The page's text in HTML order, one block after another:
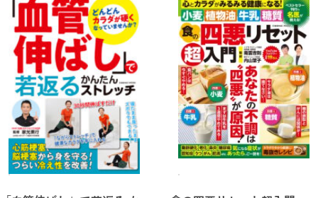
錦糸町駅】【渋谷駅〜代々木公園駅】>
楽しく運動できるスタンダードコース（6,000〜8,000歩）
【用賀駅〜二子新地駅】【赤羽駅〜十条駅】【羽田空港第３タ
ーミナル駅〜小島新田駅】
【広尾駅〜目黒駅】【調布駅〜西調布駅】
しっかり歩くウォーキングコース（8,000歩〜）&